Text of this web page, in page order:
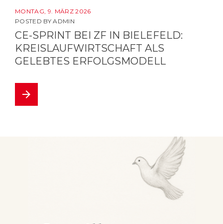
MONTAG, 9. MÄRZ 2026
POSTED BYADMIN
CE-SPRINT BEI ZF IN BIELEFELD:
KREISLAUFWIRTSCHAFT ALS
GELEBTES ERFOLGSMODELL
arrow_forward